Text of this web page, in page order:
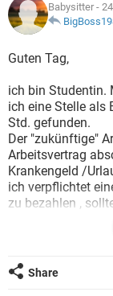
Babysitter -
Guten Tag,
ich bin Studentin.
ich eine Stelle als
Std. gefunden.
Der "zukünftige"
Arbeitsvertrag
Krankengeld /
ich verpflichtet
zu bezahlen ,
Kündigungsfrist
Ich schaue mir
Share